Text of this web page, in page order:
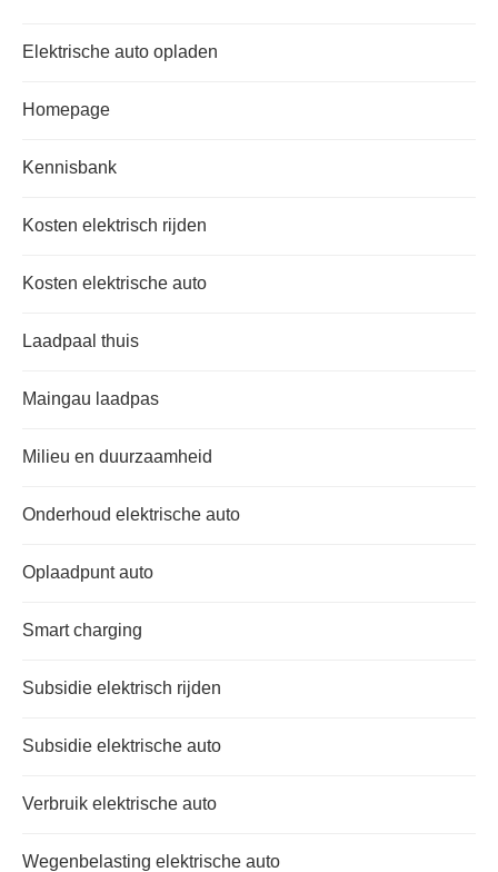
Elektrische auto opladen
Homepage
Kennisbank
Kosten elektrisch rijden
Kosten elektrische auto
Laadpaal thuis
Maingau laadpas
Milieu en duurzaamheid
Onderhoud elektrische auto
Oplaadpunt auto
Smart charging
Subsidie elektrisch rijden
Subsidie elektrische auto
Verbruik elektrische auto
Wegenbelasting elektrische auto